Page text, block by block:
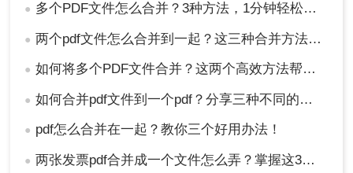
● 多个PDF文件怎么合并？3种方法，1分钟轻松搞定！!
● 两个pdf文件怎么合并到一起？这三种合并方法超实用！
● 如何将多个PDF文件合并？这两个高效方法帮你解决！
● 如何合并pdf文件到一个pdf？分享三种不同的方法来帮助您轻松合并！
● pdf怎么合并在一起？教你三个好用办法！
● 两张发票pdf合并成一个文件怎么弄？掌握这3种方法轻松合并！